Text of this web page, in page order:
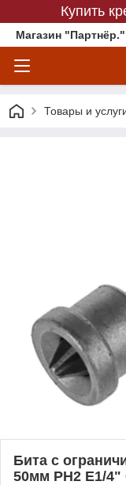
Купить
Магазин
Товары и
Бита с
50мм PH2 E1/